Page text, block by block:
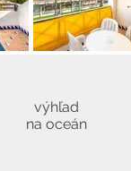
výhľad
na oceán